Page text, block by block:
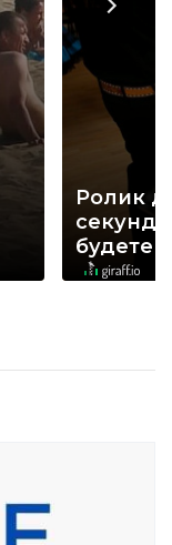
Ролик
секунд,
будете